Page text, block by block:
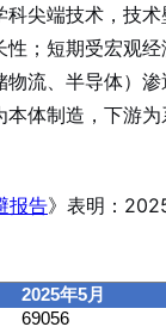
尖端技术，技术
；短期受宏观
流、半导体）渗
体制造，下游为
报告》表明：
2025年5月
69056